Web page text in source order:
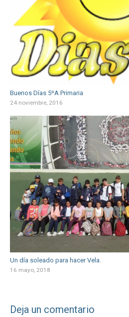
Buenos Días 5ºA Primaria
24 noviembre, 2016
Un día soleado para hacer Vela.
16 mayo, 2018
Deja un comentario